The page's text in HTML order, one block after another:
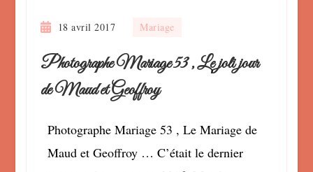
18 avril 2017 Mariage
Photographe Mariage 53 , Le joli jour
de Maud et Geoffroy
Photographe Mariage 53 , Le Mariage de
Maud et Geoffroy … C’était le dernier